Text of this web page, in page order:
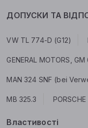
ДОПУСКИ ТА
VW TL 774-D (G12)
GENERAL MOTORS,
MAN 324 SNF (bei
MB 325.3 PORSCHE
Властивості